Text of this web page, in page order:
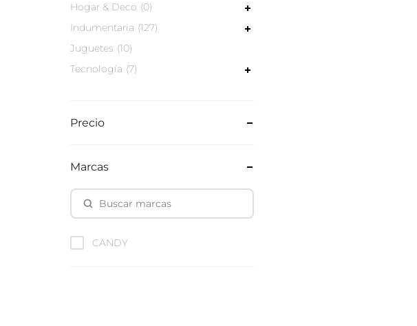
Hogar & Deco
0
Indumentaria 127
Juguetes 10
Tecnología 7
Precio
Marcas
CANDY